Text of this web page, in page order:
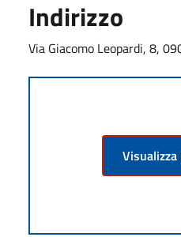
Indirizzo
Via Giacomo Leopardi, 8,